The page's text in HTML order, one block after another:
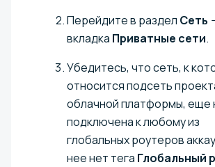
Перейдите в раздел Сеть
вкладка Приватные сети.
Убедитесь, что сеть, к
относится подсеть
облачной платформы, еще
подключена к любому из
глобальных роутеров
нее нет тега Глобальный